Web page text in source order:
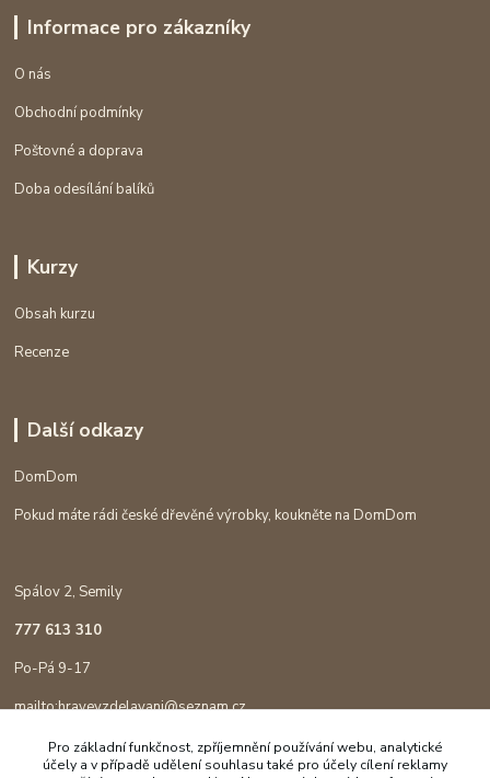
Informace pro zákazníky
O nás
Obchodní podmínky
Poštovné a doprava
Doba odesílání balíků
Kurzy
Obsah kurzu
Recenze
Další odkazy
DomDom
Pokud máte rádi české dřevěné výrobky, koukněte na DomDom
Spálov 2, Semily
777 613 310
Po-Pá 9-17
mailto:hravevzdelavani@seznam.cz
Pro základní funkčnost, zpříjemnění používání webu, analytické
účely a v případě udělení souhlasu také pro účely cílení reklamy